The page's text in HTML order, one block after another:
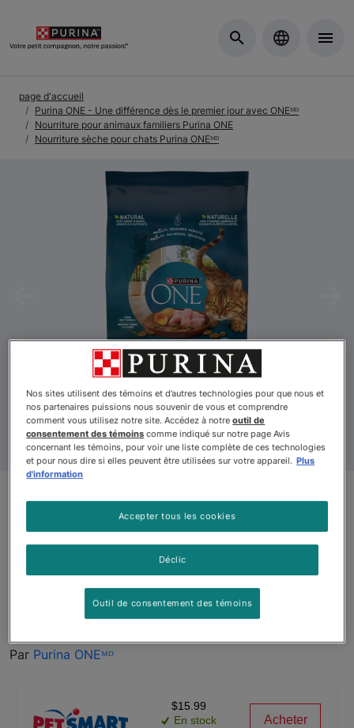
page d'accueil
Purina ONE - Une différence dès le premier jour avec ONEᴹᴰ
Nourriture pour animaux familiers Purina ONE
Nourriture sèche pour chats Purina ONEᴹᴰ
Mise à jour du produit
Purinaᴹᴰ ONEᴹᴰ Véritable
Instinct sans Grains avec du
Vrai Poulet Nourriture pour
Par Purina ONEᴹᴰ
$15.99
En stock
Acheter
Nos sites utilisent des témoins et d’autres technologies pour que nous et
nos partenaires puissions nous souvenir de vous et comprendre
comment vous utilisez notre site. Accédez à notreoutil de
consentement des témoins comme indiqué sur notre page Avis
concernant les témoins, pour voir une liste complète de ces technologies
et pour nous dire si elles peuvent être utilisées sur votre appareil. Plus
d'information
Déclic
Accepter tous les cookies
Outil de consentement des témoins